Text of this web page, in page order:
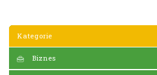
Kategorie
Biznes